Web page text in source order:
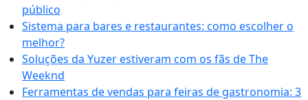
público
Sistema para bares e restaurantes: como escolher o
melhor?
Soluções da Yuzer estiveram com os fãs de The
Weeknd
Ferramentas de vendas para feiras de gastronomia: 3